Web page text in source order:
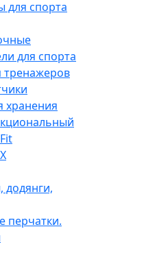
для спорта
для спорта
тренажеров
хранения
додянги,
перчатки.